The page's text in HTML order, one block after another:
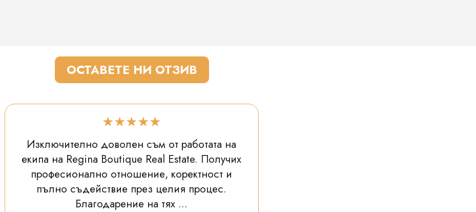
ОСТАВЕТЕ НИ ОТЗИВ
★★★★★
Изключително доволен съм от работата на
екипа на Regina Boutique Real Estate. Получих
професионално отношение, коректност и
пълно съдействие през целия процес.
Благодарение на тях ...